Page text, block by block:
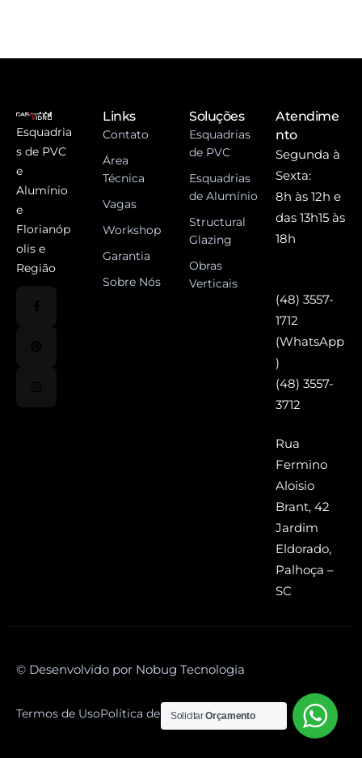
Esquadria
s de PVC
e
Alumínio
e
Florianóp
olis e
Região
Links
Contato
Área
Técnica
Vagas
Workshop
Garantia
Sobre Nós
Soluções
Esquadrias
de PVC
Esquadrias
de Alumínio
Structural
Glazing
Obras
Verticais
Atendime
nto
Segunda à
Sexta:
8h às 12h e
das 13h15 às
18h
(48) 3557-
1712
(WhatsApp
)
(48) 3557-
3712
Rua
Fermino
Aloisio
Brant, 42
Jardim
Eldorado,
Palhoça –
SC
© Desenvolvido por Nobug Tecnologia
Termos de UsoPolítica de Privacidade
SolicitarOrçamento